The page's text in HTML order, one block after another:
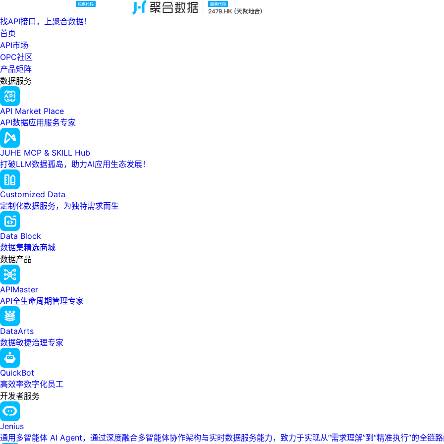
找API接口，上聚合数据！
首页
API市场
OPC社区
产品矩阵
数据服务
API Market Place
API数据应用服务专家
JUHE MCP & SKILL Hub
打破LLM数据孤岛，助力AI应用生态发展！
Customized Data
定制化数据服务，为独特需求而生
Data Block
数据集精选商城
数据产品
APIMaster
API全生命周期管理专家
DataArts
数据敏捷治理专家
QuickBot
高效率数字化员工
开发者服务
Jenius
通用多智能体 AI Agent，通过深度融合多智能体协作架构与实时数据服务能力，致力于实现从“需求理解”到“精准执行”的全链